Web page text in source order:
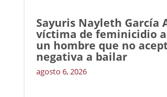
Sayuris Nayleth García
víctima de feminicidio
un hombre que no
negativa a bailar
agosto 6, 2026